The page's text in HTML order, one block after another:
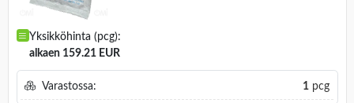
Yksikköhinta (pcg):
alkaen 159.21 EUR
Varastossa: 1pcg